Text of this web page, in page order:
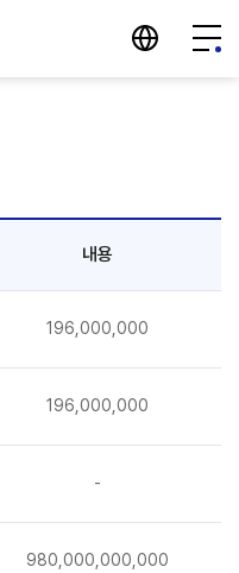
메뉴
지법인 바로가기
내용
196,000,000
196,000,000
-
980,000,000,000